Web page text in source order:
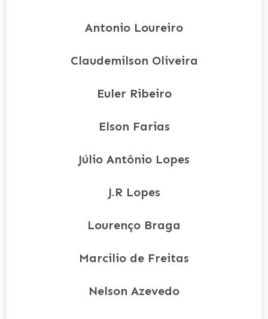
Antonio Loureiro
Claudemilson Oliveira
Euler Ribeiro
Elson Farias
Júlio Antônio Lopes
J.R Lopes
Lourenço Braga
Marcilio de Freitas
Nelson Azevedo